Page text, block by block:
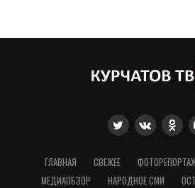
ГЛАВНАЯ СВЕЖЕЕ
МЕДИАОБЗОР
НАРОДНОЕ СМИ